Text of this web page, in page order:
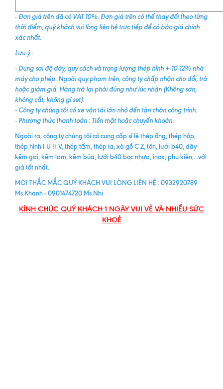
- Đơn giá trên đã có VAT 10%. Đơn giá trên có thể thay đổi theo từng
thời điểm, quý khách vui lòng liên hệ trực tiếp để có báo giá chính
xác nhất.
Lưu ý :
- Dung sai độ dày, quy cách và trọng lượng thép hình +-10-12% nhà
máy cho phép. Ngoài quy phạm trên, công ty chấp nhận cho đổi, trả
hoặc giảm giá. Hàng trả lại phải đúng như lúc nhận (Không sơn,
không cắt, không gỉ set).
- Công ty chúng tôi có xe vận tải lớn nhỏ đến tận chân công trình.
- Phương thức thanh toán : Tiền mặt hoặc chuyển khoản.
Ngoài ra, công ty chúng tôi có cung cấp sỉ lẻ thép ống, thép hộp,
thép hình I U H V, thép tấm, thép la, xà gồ C Z, tôn, lưới b40, dây
kẽm gai, kẽm lam, kẽm búa, lưới b40 bọc nhựa, inox, phụ kiện,...với
giá tốt nhất.
MỌI THẮC MẮC QUÝ KHÁCH VUI LÒNG LIÊN HỆ : 0932920789
Ms.Khanh - 0901474720 Ms.Nhi
KÍNH CHÚC QUÝ KHÁCH 1 NGÀY VUI VẺ VÀ NHIỀU SỨC
KHOẺ